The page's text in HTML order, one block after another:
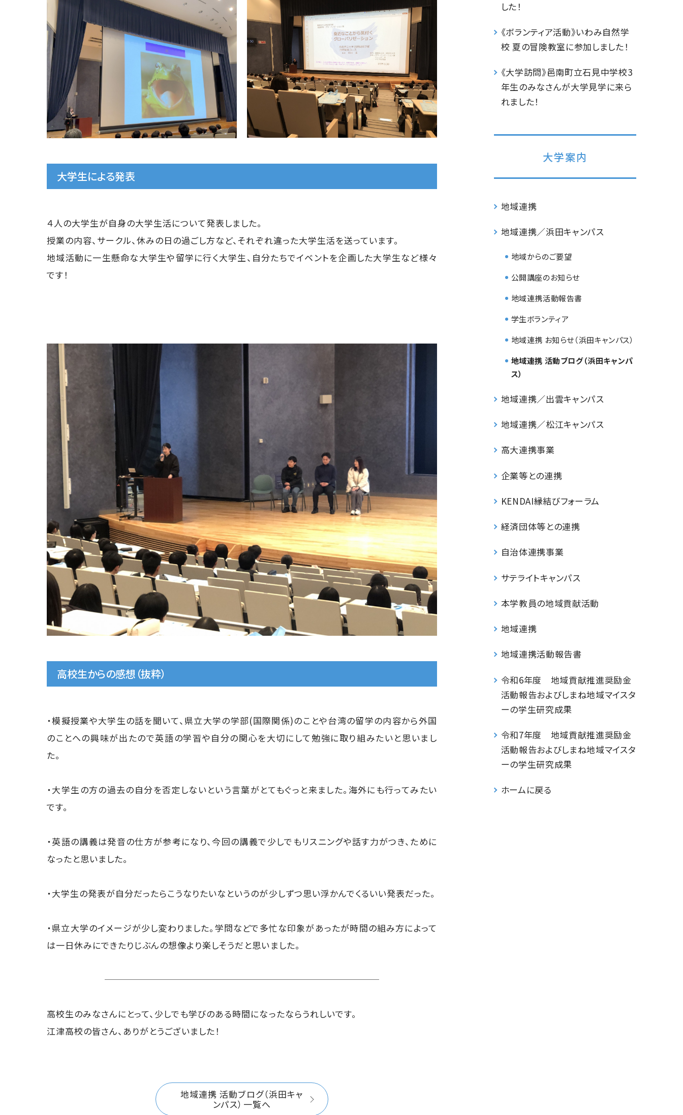
大学生による発表
４人の大学生が自身の大学生活について発表しました。
授業の内容、サークル、休みの日の過ごし方など、それぞれ違った大学生活を送っています。
地域活動に一生懸命な大学生や留学に行く大学生、自分たちでイベントを企画した大学生など様々
です！
高校生からの感想（抜粋）
・模擬授業や大学生の話を聞いて、県立大学の学部(国際関係)のことや台湾の留学の内容から外国
のことへの興味が出たので英語の学習や自分の関心を大切にして勉強に取り組みたいと思いまし
た。
・大学生の方の過去の自分を否定しないという言葉がとてもぐっと来ました。海外にも行ってみたい
です。
・英語の講義は発音の仕方が参考になり、今回の講義で少しでもリスニングや話す力がつき、ために
なったと思いました。
・大学生の発表が自分だったらこうなりたいなというのが少しずつ思い浮かんでくるいい発表だった。
・県立大学のイメージが少し変わりました。学問などで多忙な印象があったが時間の組み方によって
は一日休みにできたりじぶんの想像より楽しそうだと思いました。
高校生のみなさんにとって、少しでも学びのある時間になったならうれしいです。
江津高校の皆さん、ありがとうございました！
地域連携 活動ブログ（浜田キャ
ンパス）一覧へ
した！
《ボランティア活動》いわみ自然学
校 夏の冒険教室に参加しました！
《大学訪問》邑南町立石見中学校3
年生のみなさんが大学見学に来ら
れました！
大学案内
地域連携
地域連携／浜田キャンパス
地域からのご要望
公開講座のお知らせ
地域連携活動報告書
学生ボランティア
地域連携 お知らせ（浜田キャンパス）
地域連携 活動ブログ（浜田キャンパ
ス）
地域連携／出雲キャンパス
地域連携／松江キャンパス
高大連携事業
企業等との連携
KENDAI縁結びフォーラム
経済団体等との連携
自治体連携事業
サテライトキャンパス
本学教員の地域貢献活動
地域連携
地域連携活動報告書
令和6年度 地域貢献推進奨励金
活動報告およびしまね地域マイスタ
ーの学生研究成果
令和7年度 地域貢献推進奨励金
活動報告およびしまね地域マイスタ
ーの学生研究成果
ホームに戻る